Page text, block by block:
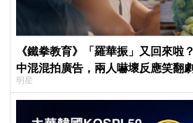
《鐵拳教育》「羅華振」又回來啦
中混混拍廣告，兩人嚇壞反應笑翻
明星